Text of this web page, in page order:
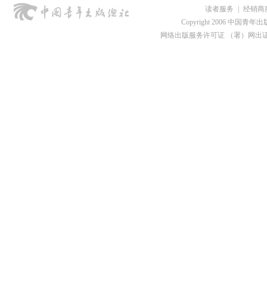
读者服务
经销商
Copyright 2006 中国青年出
网络出版服务许可证 （署）网出